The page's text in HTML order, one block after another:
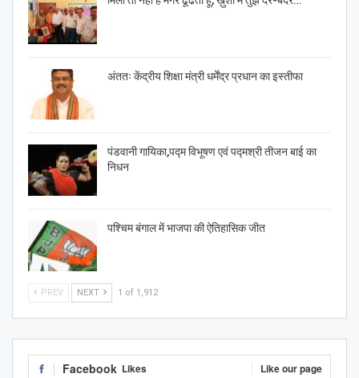
अंततः केंद्रीय शिक्षा मंत्री धर्मेंद्र प्रधान का इस्तीफा
पंडवानी गायिका,पद्म विभूषण एवं पद्मश्री तीजन बाई का
निधन
पश्चिम बंगाल में भाजपा की ऐतिहासिक जीत
PREV NEXT 1 of 1,912
Facebook Likes Like our page